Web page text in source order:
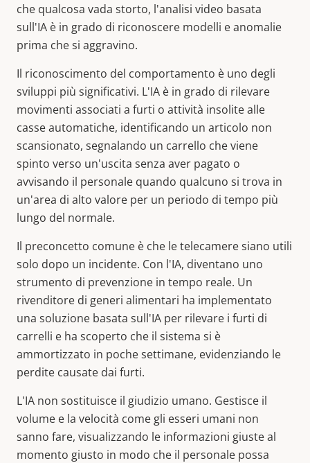
che qualcosa vada storto, l'analisi video basata
sull'IA è in grado di riconoscere modelli e anomalie
prima che si aggravino.
Il riconoscimento del comportamento è uno degli
sviluppi più significativi. L'IA è in grado di rilevare
movimenti associati a furti o attività insolite alle
casse automatiche, identificando un articolo non
scansionato, segnalando un carrello che viene
spinto verso un'uscita senza aver pagato o
avvisando il personale quando qualcuno si trova in
un'area di alto valore per un periodo di tempo più
lungo del normale.
Il preconcetto comune è che le telecamere siano utili
solo dopo un incidente. Con l'IA, diventano uno
strumento di prevenzione in tempo reale. Un
rivenditore di generi alimentari ha implementato
una soluzione basata sull'IA per rilevare i furti di
carrelli e ha scoperto che il sistema si è
ammortizzato in poche settimane, evidenziando le
perdite causate dai furti.
L'IA non sostituisce il giudizio umano. Gestisce il
volume e la velocità come gli esseri umani non
sanno fare, visualizzando le informazioni giuste al
momento giusto in modo che il personale possa